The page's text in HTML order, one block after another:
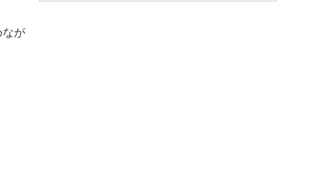
なが